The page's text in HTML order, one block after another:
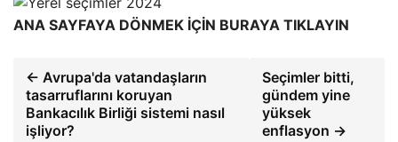
ANA SAYFAYA DÖNMEK İÇİN BURAYA TIKLAYIN
← Avrupa'da vatandaşların
tasarruflarını koruyan
Bankacılık Birliği sistemi nasıl
işliyor?
Seçimler bitti,
gündem yine
yüksek
enflasyon →